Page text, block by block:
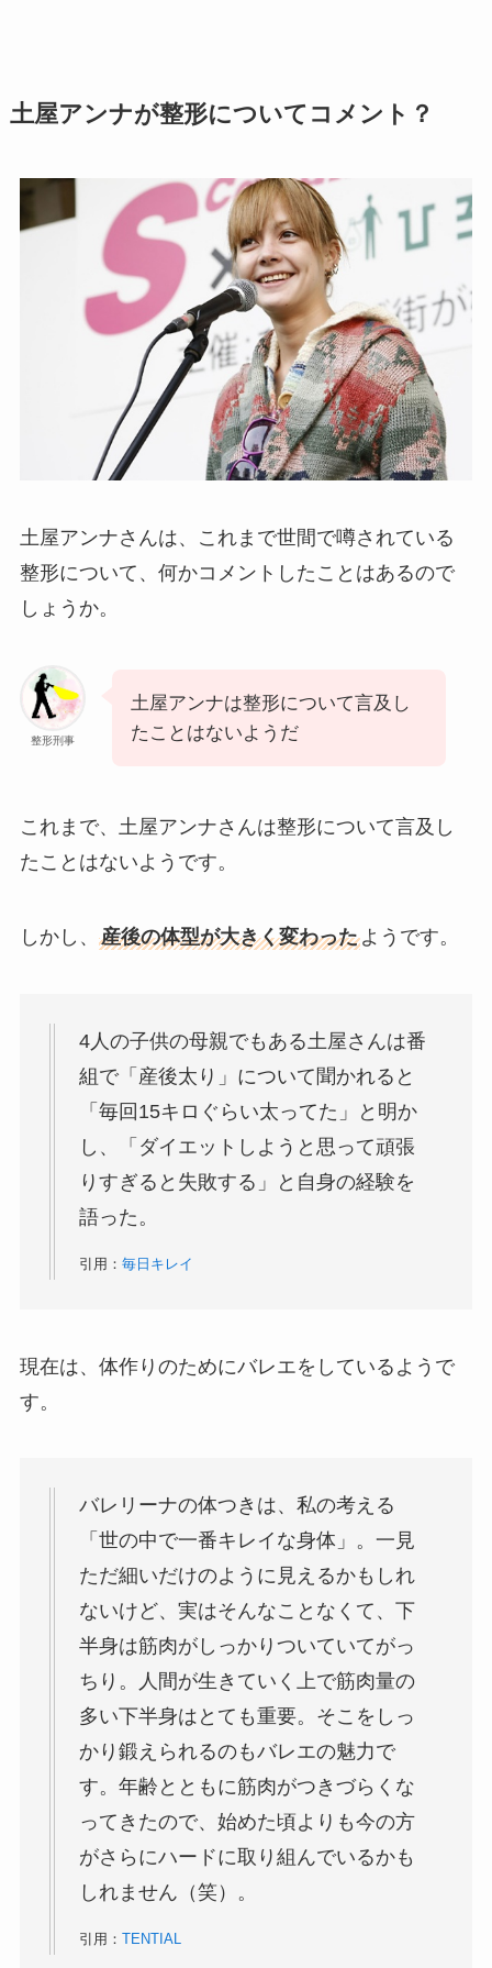
土屋アンナが整形についてコメント？
土屋アンナさんは、これまで世間で噂されている
整形について、何かコメントしたことはあるので
しょうか。
整形刑事
土屋アンナは整形について言及し
たことはないようだ
これまで、土屋アンナさんは整形について言及し
たことはないようです。
しかし、 産後の体型が大きく変わったようです。
4人の子供の母親でもある土屋さんは番
組で「産後太り」について聞かれると
「毎回15キロぐらい太ってた」と明か
し、「ダイエットしようと思って頑張
りすぎると失敗する」と自身の経験を
語った。
引用： 毎日キレイ
現在は、体作りのためにバレエをしているようで
す。
バレリーナの体つきは、私の考える
「世の中で一番キレイな身体」。一見
ただ細いだけのように見えるかもしれ
ないけど、実はそんなことなくて、下
半身は筋肉がしっかりついていてがっ
ちり。人間が生きていく上で筋肉量の
多い下半身はとても重要。そこをしっ
かり鍛えられるのもバレエの魅力で
す。年齢とともに筋肉がつきづらくな
ってきたので、始めた頃よりも今の方
がさらにハードに取り組んでいるかも
しれません（笑）。
引用： TENTIAL